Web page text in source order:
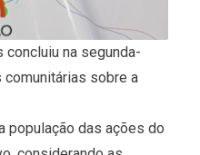
na segunda-
sobre a
população das ações do